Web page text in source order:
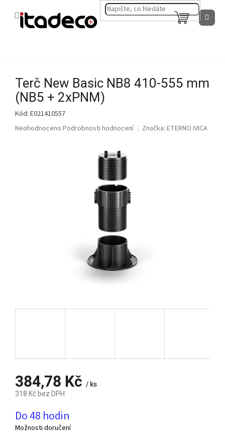
NÁKUPNÍ
KOŠÍK
Terč New Basic NB8 410-555 mm
(NB5 + 2xPNM)
Kód: E021410557
Průměrné
Neohodnoceno Podrobnosti hodnocení Značka: ETERNO IVICA
384,78 Kč / ks
318 Kč bez DPH
cena:
Do 48 hodin
Možnosti doručení